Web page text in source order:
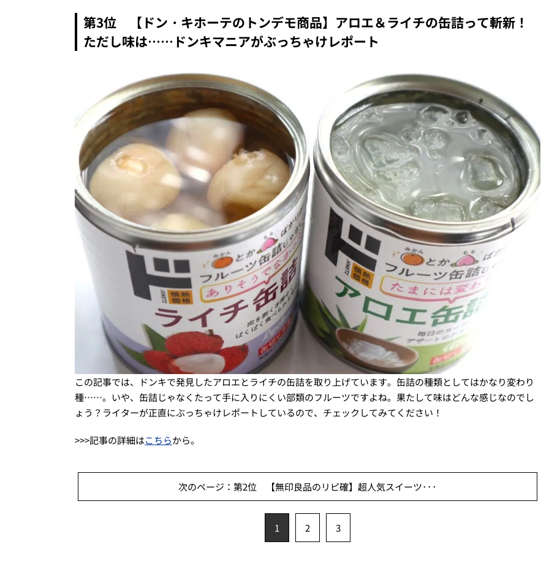
第3位 【ドン・キホーテのトンデモ商品】アロエ＆ライチの缶詰って斬新！
ただし味は……ドンキマニアがぶっちゃけレポート
この記事では、ドンキで発見したアロエとライチの缶詰を取り上げています。缶詰の種類としてはかなり変わり
種……。いや、缶詰じゃなくたって手に入りにくい部類のフルーツですよね。果たして味はどんな感じなのでし
ょう？ライターが正直にぶっちゃけレポートしているので、チェックしてみてください！
>>>記事の詳細はこちらから。
次のページ：第2位 【無印良品のリピ確】超人気スイーツ･･･
1 2 3